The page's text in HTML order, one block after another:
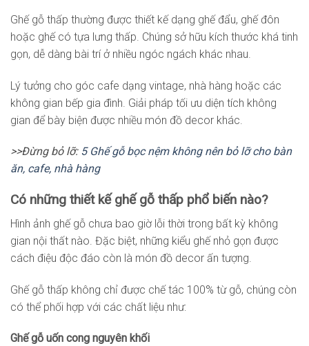
Ghế gỗ thấp thường được thiết kế dạng ghế đẩu, ghế đôn
hoặc ghế có tựa lưng thấp. Chúng sở hữu kích thước khá tinh
gọn, dễ dàng bài trí ở nhiều ngóc ngách khác nhau.
Lý tưởng cho góc cafe dạng vintage, nhà hàng hoặc các
không gian bếp gia đình. Giải pháp tối ưu diện tích không
gian để bày biện được nhiều món đồ decor khác.
>>Đừng bỏ lỡ: 5 Ghế gỗ bọc nệm không nên bỏ lỡ cho bàn
ăn, cafe, nhà hàng
Có những thiết kế ghế gỗ thấp phổ biến nào?
Hình ảnh ghế gỗ chưa bao giờ lỗi thời trong bất kỳ không
gian nội thất nào. Đặc biệt, những kiểu ghế nhỏ gọn được
cách điệu độc đáo còn là món đồ decor ấn tượng.
Ghế gỗ thấp không chỉ được chế tác 100% từ gỗ, chúng còn
có thể phối hợp với các chất liệu như:
Ghế gỗ uốn cong nguyên khối